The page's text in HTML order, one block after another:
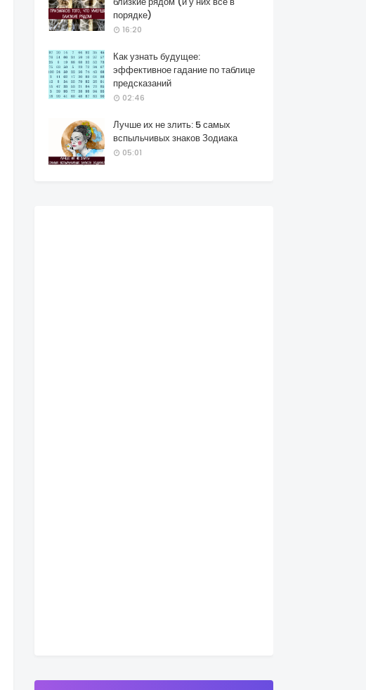
порядке)
16:20
Как узнать будущее:
эффективное гадание по таблице
предсказаний
02:46
Лучше их не злить: 5 самых
вспыльчивых знаков Зодиака
05:01